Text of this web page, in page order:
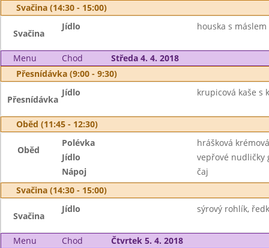
Svačina (14:30 - 15:00)
Svačina
Jídlo houska s
Menu Chod
Středa 4. 4. 2018
Přesnídávka (9:00 - 9:30)
Přesnídávka
Jídlo krupicová kaše s
Oběd (11:45 - 12:30)
Oběd
Polévka
hrášková
Jídlo
vepřové nudličky
Nápoj
čaj
Svačina (14:30 - 15:00)
Svačina
Jídlo sýrový rohlík,
Menu Chod
Čtvrtek 5. 4. 2018